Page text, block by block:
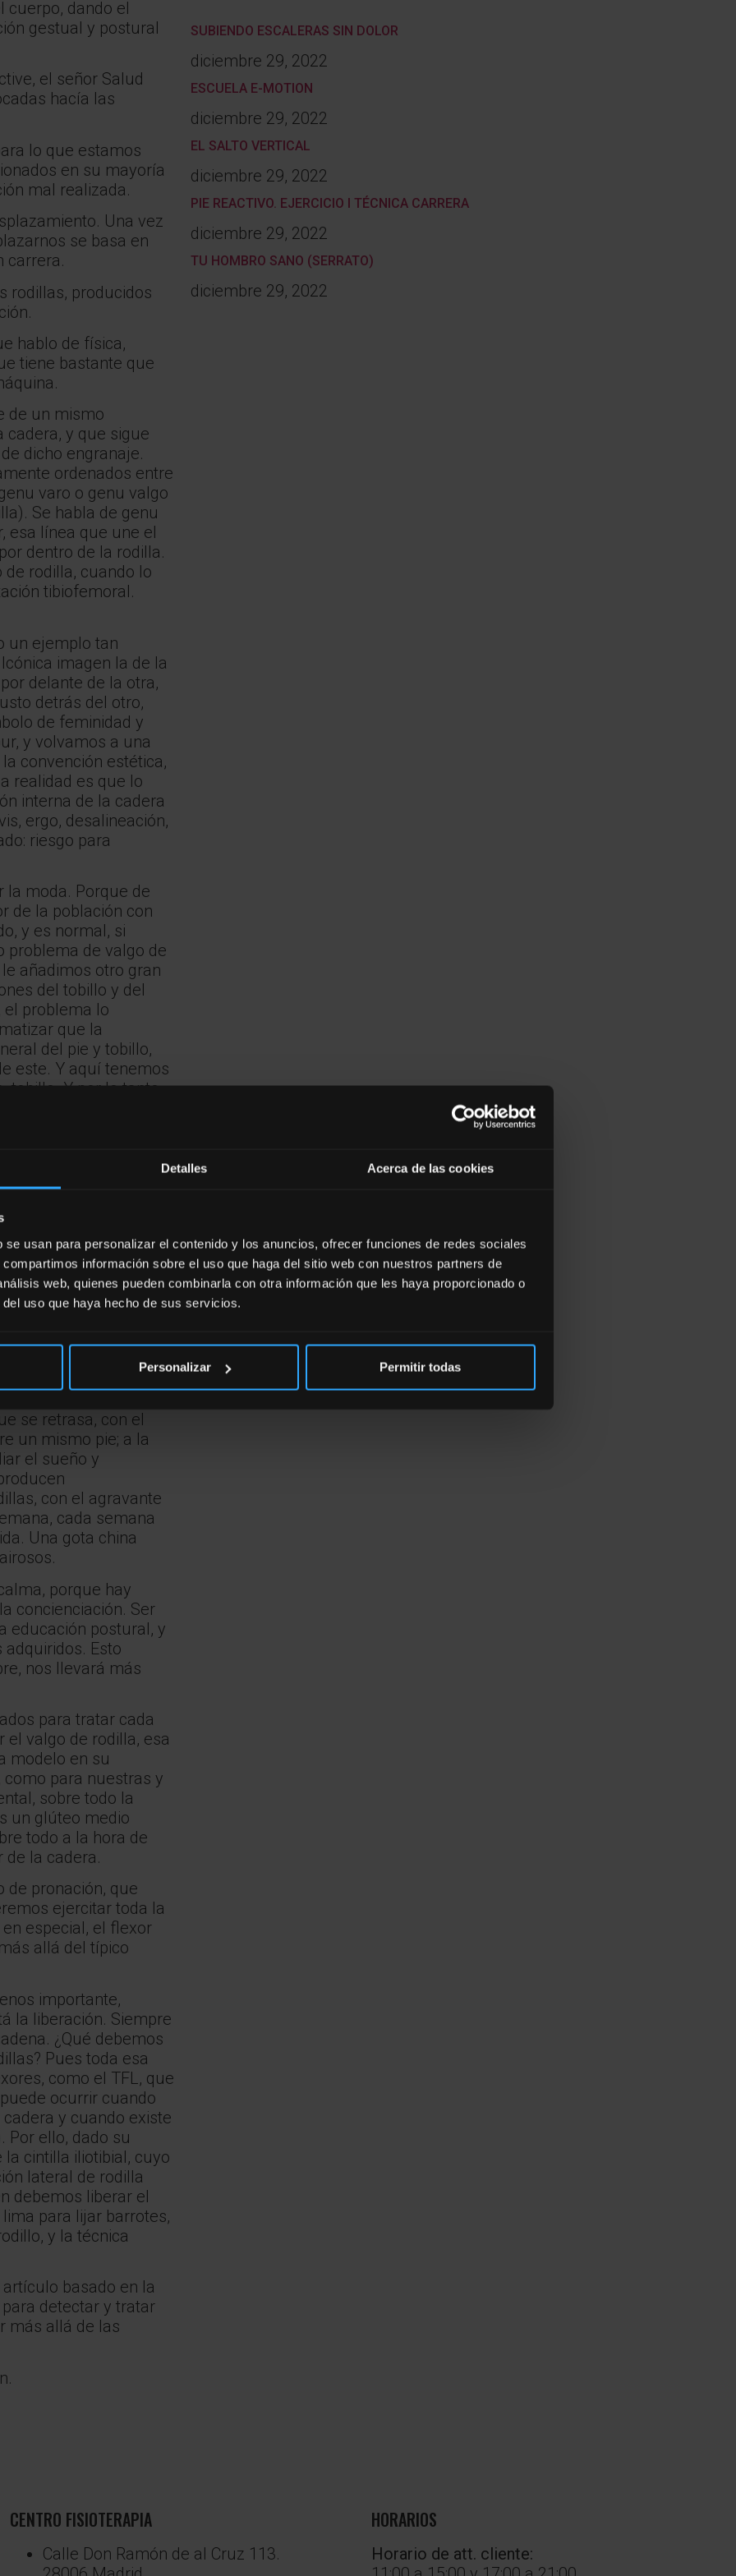
Detalles Acerca de las cookies
usan para personalizar el contenido y los anuncios, ofrecer funciones de redes sociales
información sobre el uso que haga del sitio web con nuestros partners de
web, quienes pueden combinarla con otra información que les haya proporcionado o
uso que haya hecho de sus servicios.
Personalizar Permitir todas
cuerpo, dando el
gestual y postural
el señor Salud
hacía las
lo que estamos
en su mayoría
mal realizada.
Una vez
se basa en
carrera.
rodillas, producidos
hablo de física,
tiene bastante que
de un mismo
cadera, y que sigue
dicho engranaje.
ordenados entre
varo o genu valgo
Se habla de genu
esa línea que une el
dentro de la rodilla.
rodilla, cuando lo
tibiofemoral.
un ejemplo tan
imagen la de la
delante de la otra,
detrás del otro,
de feminidad y
y volvamos a una
convención estética,
realidad es que lo
interna de la cadera
ergo, desalineación,
riesgo para
la moda. Porque de
de la población con
y es normal, si
problema de valgo de
añadimos otro gran
del tobillo y del
el problema lo
que la
del pie y tobillo,
este. Y aquí tenemos
tobillo. Y por lo tanto
los
al andar, y si
problemas
nuestras
que nada más
llevan de manera
de la rodilla, apenas
a continuas
esto al desfilar de
tomamos un
(luego veremos
se retrasa, con el
un mismo pie; a la
el sueño y
con el agravante
cada semana
Una gota china
porque hay
concienciación. Ser
educación postural, y
Esto
nos llevará más
para tratar cada
el valgo de rodilla, esa
modelo en su
para nuestras y
sobre todo la
un glúteo medio
todo a la hora de
de la cadera.
de pronación, que
ejercitar toda la
especial, el flexor
allá del típico
importante,
la liberación. Siempre
¿Qué debemos
Pues toda esa
como el TFL, que
ocurrir cuando
y cuando existe
Por ello, dado su
cintilla iliotibial, cuyo
lateral de rodilla
debemos liberar el
para lijar barrotes,
y la técnica
basado en la
detectar y tratar
más allá de las
SUBIENDO ESCALERAS SIN DOLOR
diciembre 29, 2022
ESCUELA E-MOTION
diciembre 29, 2022
EL SALTO VERTICAL
diciembre 29, 2022
PIE REACTIVO. EJERCICIO I TÉCNICA CARRERA
diciembre 29, 2022
TU HOMBRO SANO (SERRATO)
diciembre 29, 2022
CENTRO FISIOTERAPIA
Calle Don Ramón de al Cruz 113.
HORARIOS
Horario de att. cliente: